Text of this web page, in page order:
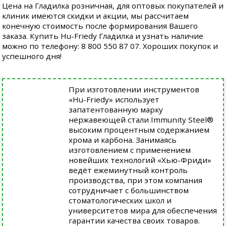
Цена на Гладилка розничная, для оптовых покупателей и
клиник имеются скидки и акции, мы рассчитаем
конечную стоимость после формирования Вашего
заказа. Купить Hu-Friedy Гладилка и узнать наличие
можно по телефону: 8 800 550 87 07. Хороших покупок и
успешного дня!
При изготовлении инструментов
«Hu-Friedy» использует
запатентованную марку
нержавеющей стали Immunity Steel®
высоким процентным содержанием
хрома и карбона. Занимаясь
изготовлением с применением
новейших технологий «Хью-Фриди»
ведёт ежеминутный контроль
производства, при этом компания
сотрудничает с большинством
стоматологических школ и
университетов мира для обеспечения
гарантии качества своих товаров.